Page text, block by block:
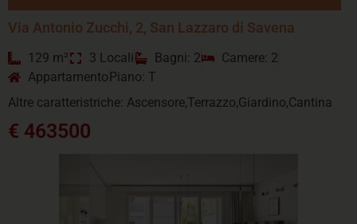
Via Antonio Zucchi, 2, San Lazzaro di Savena
129 m² 3 Locali Bagni: 2
Camere: 2
AppartamentoPiano: T
Altre caratteristriche: Ascensore,Terrazzo,Giardino,Cantina
€ 463500